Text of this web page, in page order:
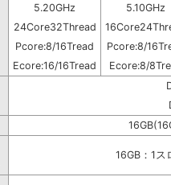
5.20GHz
5.10GHz
24Core32Thread
Pcore:8/16Tread
Pcore:8/
Ecore:16/16Tread
Ecore:8/
16GB：1